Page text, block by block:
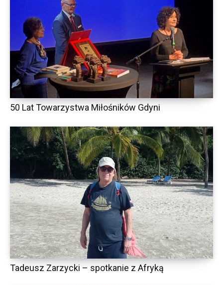
50 Lat Towarzystwa Miłośników Gdyni
Tadeusz Zarzycki – spotkanie z Afryką